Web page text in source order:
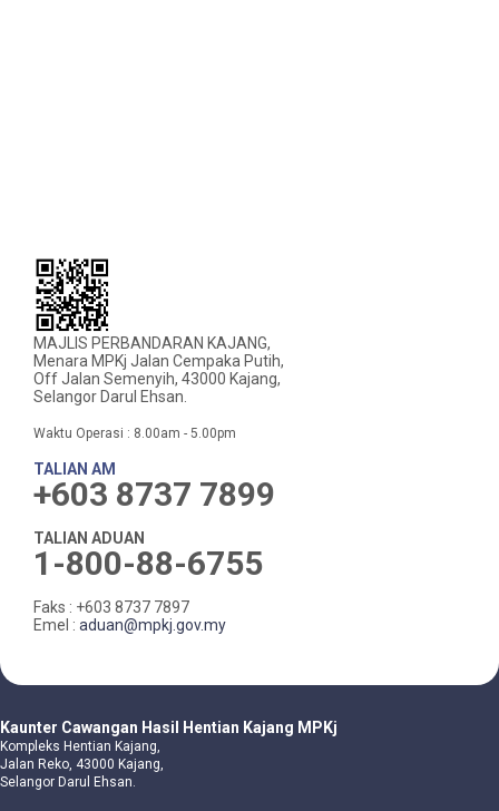
MAJLIS PERBANDARAN KAJANG,
Menara MPKj Jalan Cempaka Putih,
Off Jalan Semenyih, 43000 Kajang,
Selangor Darul Ehsan.
Waktu Operasi : 8.00am - 5.00pm
TALIAN AM
+603 8737 7899
TALIAN ADUAN
1-800-88-6755
Faks : +603 8737 7897
Emel : aduan@mpkj.gov.my
Kaunter Cawangan Hasil Hentian Kajang MPKj
Kompleks Hentian Kajang,
Jalan Reko, 43000 Kajang,
Selangor Darul Ehsan.